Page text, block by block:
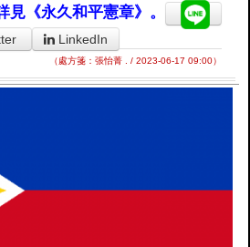
《永久和平憲章》。
LinkedIn
（處方箋：張怡菁 . / 2023-06-17 09:00）